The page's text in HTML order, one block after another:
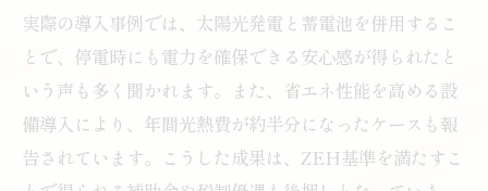
省エネと快適性を両立するZEHの工夫ポイ
ント
ZEH住宅の断熱性能と太陽光の相乗効果
実際の導入事例では、太陽光発電と蓄電池を併用するこ
とで、停電時にも電力を確保できる安心感が得られたと
いう声も多く聞かれます。また、省エネ性能を高める設
備導入により、年間光熱費が約半分になったケースも報
告されています。こうした成果は、ZEH基準を満たすこ